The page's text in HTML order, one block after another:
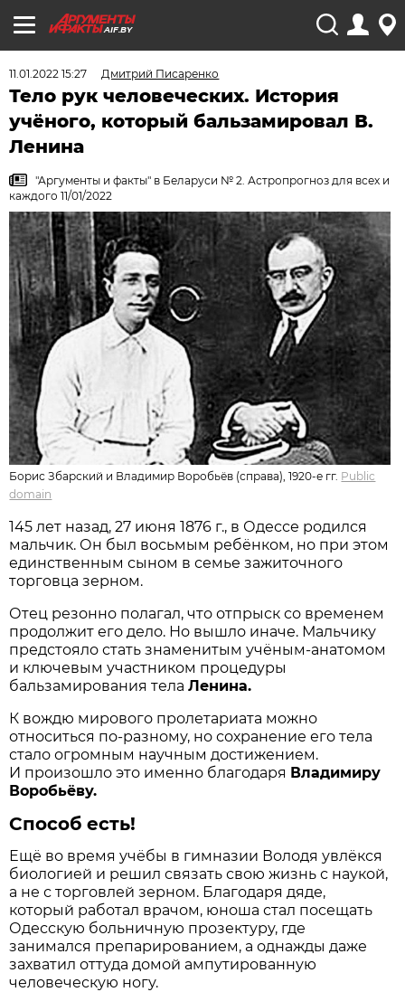
AIF.BY
11.01.2022 15:27 Дмитрий Писаренко
Тело рук человеческих. История
учёного, который бальзамировал В.
Ленина
"Аргументы и факты" в Беларуси № 2. Астропрогноз для всех и
каждого 11/01/2022
Борис Збарский и Владимир Воробьёв (справа), 1920-е гг. Public
domain
145 лет назад, 27 июня 1876 г., в Одессе родился
мальчик. Он был восьмым ребёнком, но при этом
единственным сыном в семье зажиточного
торговца зерном.
Отец резонно полагал, что отпрыск со временем
продолжит его дело. Но вышло иначе. Мальчику
предстояло стать знаменитым учёным-анатомом
и ключевым участником процедуры
бальзамирования телаЛенина.
К вождю мирового пролетариата можно
относиться по-разному, но сохранение его тела
стало огромным научным достижением.
И произошло это именно благодаря Владимиру
Воробьёву.
Способ есть!
Ещё во время учёбы в гимназии Володя увлёкся
биологией и решил связать свою жизнь с наукой,
а не с торговлей зерном. Благодаря дяде,
который работал врачом, юноша стал посещать
Одесскую больничную прозектуру, где
занимался препарированием, а однажды даже
захватил оттуда домой ампутированную
человеческую ногу.